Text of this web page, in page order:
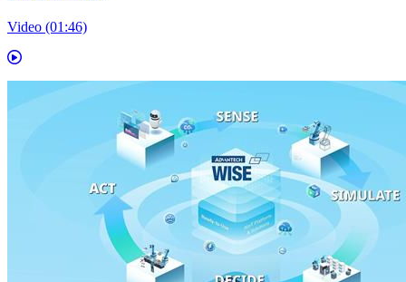
Video (01:46)